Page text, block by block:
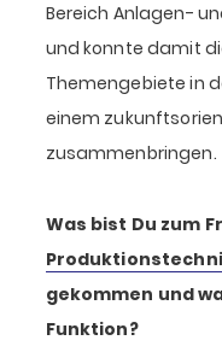
Bereich Anlagen-
und konnte damit
Themengebiete in
einem
zusammenbringen.
Was bist Du zum
gekommen und
Funktion?